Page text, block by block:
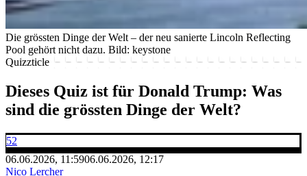
Die grössten Dinge der Welt – der neu sanierte Lincoln Reflecting
Pool gehört nicht dazu. Bild: keystone
Quizzticle
Dieses Quiz ist für Donald Trump: Was
sind die grössten Dinge der Welt?
52
06.06.2026, 11:5906.06.2026, 12:17
Nico Lercher